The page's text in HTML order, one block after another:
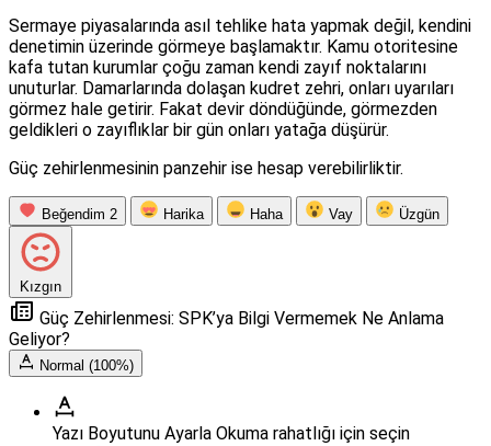
Sermaye piyasalarında asıl tehlike hata yapmak değil, kendini
denetimin üzerinde görmeye başlamaktır. Kamu otoritesine
kafa tutan kurumlar çoğu zaman kendi zayıf noktalarını
unuturlar. Damarlarında dolaşan kudret zehri, onları uyarıları
görmez hale getirir. Fakat devir döndüğünde, görmezden
geldikleri o zayıflıklar bir gün onları yatağa düşürür.
Güç zehirlenmesinin panzehir ise hesap verebilirliktir.
Beğendim 2 Harika Haha Vay Üzgün
Kızgın
Güç Zehirlenmesi: SPK’ya Bilgi Vermemek Ne Anlama
Geliyor?
Normal (100%)
Yazı Boyutunu Ayarla Okuma rahatlığı için seçin